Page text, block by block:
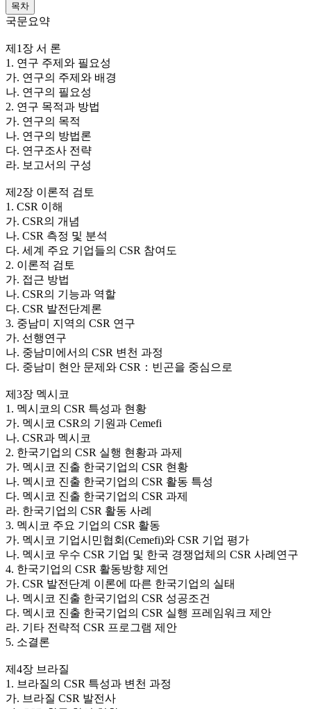
목차
국문요약
제1장 서 론
1. 연구 주제와 필요성
가. 연구의 주제와 배경
나. 연구의 필요성
2. 연구 목적과 방법
가. 연구의 목적
나. 연구의 방법론
다. 연구조사 전략
라. 보고서의 구성
제2장 이론적 검토
1. CSR 이해
가. CSR의 개념
나. CSR 측정 및 분석
다. 세계 주요 기업들의 CSR 참여도
2. 이론적 검토
가. 접근 방법
나. CSR의 기능과 역할
다. CSR 발전단계론
3. 중남미 지역의 CSR 연구
가. 선행연구
나. 중남미에서의 CSR 변천 과정
다. 중남미 현안 문제와 CSR：빈곤을 중심으로
제3장 멕시코
1. 멕시코의 CSR 특성과 현황
가. 멕시코 CSR의 기원과 Cemefi
나. CSR과 멕시코
2. 한국기업의 CSR 실행 현황과 과제
가. 멕시코 진출 한국기업의 CSR 현황
나. 멕시코 진출 한국기업의 CSR 활동 특성
다. 멕시코 진출 한국기업의 CSR 과제
라. 한국기업의 CSR 활동 사례
3. 멕시코 주요 기업의 CSR 활동
가. 멕시코 기업시민협회(Cemefi)와 CSR 기업 평가
나. 멕시코 우수 CSR 기업 및 한국 경쟁업체의 CSR 사례연구
4. 한국기업의 CSR 활동방향 제언
가. CSR 발전단계 이론에 따른 한국기업의 실태
나. 멕시코 진출 한국기업의 CSR 성공조건
다. 멕시코 진출 한국기업의 CSR 실행 프레임워크 제안
라. 기타 전략적 CSR 프로그램 제안
5. 소결론
제4장 브라질
1. 브라질의 CSR 특성과 변천 과정
가. 브라질 CSR 발전사